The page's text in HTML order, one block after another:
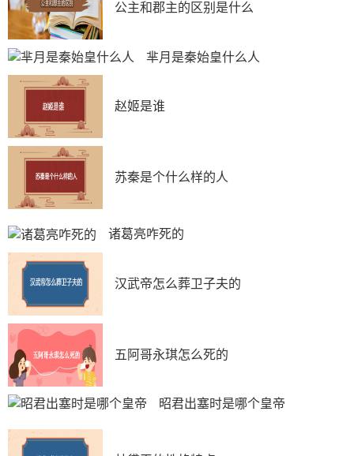
公主和郡主的区别是什么
芈月是秦始皇什么人
赵姬是谁
苏秦是个什么样的人
诸葛亮咋死的
汉武帝怎么葬卫子夫的
五阿哥永琪怎么死的
昭君出塞时是哪个皇帝